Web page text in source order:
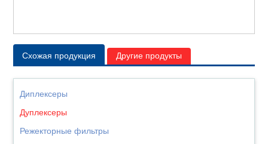
Схожая продукция Другие продукты
Диплексеры
Дуплексеры
Режекторные фильтры